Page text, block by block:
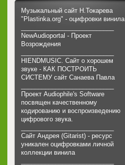
Музыкальный сайт Н.Токарева
"Plastinka.org" - оцифровки винила
NewAudioportal - Проект
Возрождения
HIENDMUSIC. Сайт о хорошем
звуке - КАК ПОСТРОИТЬ
СИСТЕМУ сайт Санаева Павла
Проект Audiophile's Software
посвящен качественному
кодированию и воспроизведению
цифрового звука.
Сайт Андрея (Gitarist) - ресурс
уникален оцифровками личной
коллекции винила